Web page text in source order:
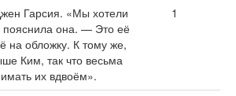
Гарсия. «Мы хотели
пояснила она. — Это её
на обложку. К тому же,
Ким, так что весьма
их вдвоём».
1